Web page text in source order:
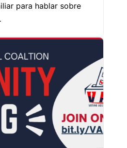
para hablar sobre